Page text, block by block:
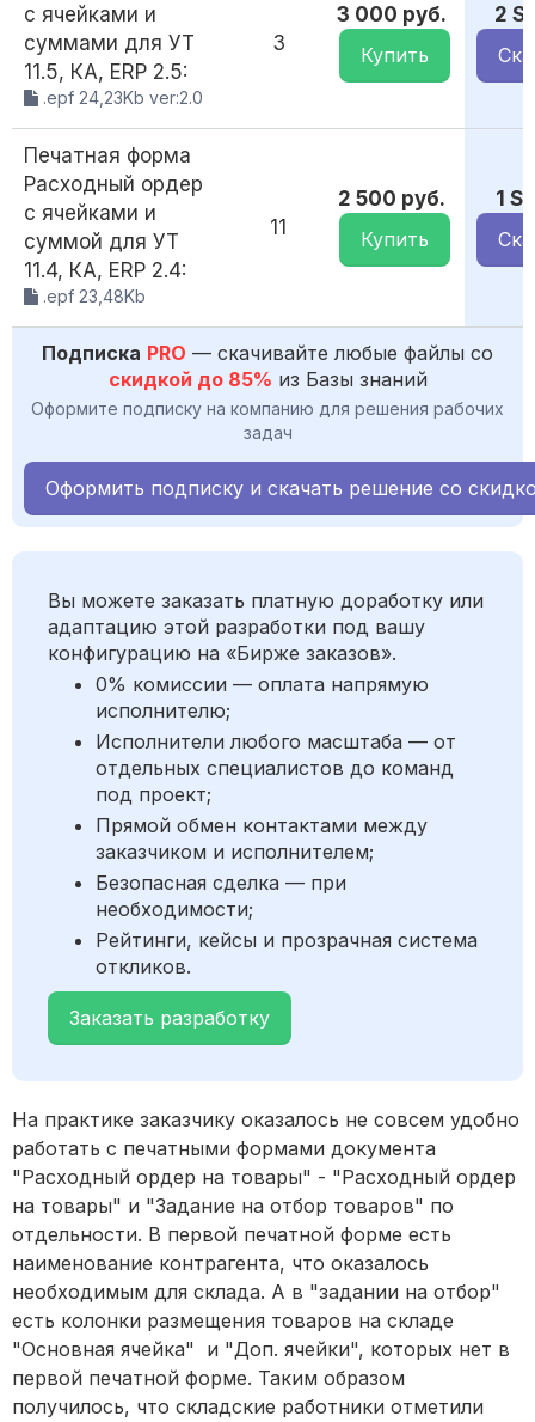
с ячейками и
суммами для УТ
11.5, КА, ERP 2.5:
.epf 24,23Kb ver:2.0
3
3 000 руб.
Купить
2
Печатная форма
Расходный ордер
с ячейками и
суммой для УТ
11.4, КА, ERP 2.4:
.epf 23,48Kb
11
2 500 руб.
Купить
1
Подписка PRO — скачивайте любые файлы со
скидкой до 85% из Базы знаний
Оформите подписку на компанию для решения рабочих
задач
Оформить подписку и скачать решение со
Вы можете заказать платную доработку или
адаптацию этой разработки под вашу
конфигурацию на «Бирже заказов».
0% комиссии — оплата напрямую
исполнителю;
Исполнители любого масштаба — от
отдельных специалистов до команд
под проект;
Прямой обмен контактами между
заказчиком и исполнителем;
Безопасная сделка — при
необходимости;
Рейтинги, кейсы и прозрачная система
откликов.
Заказать разработку
На практике заказчику оказалось не совсем удобно
работать с печатными формами документа
"Расходный ордер на товары" - "Расходный ордер
на товары" и "Задание на отбор товаров" по
отдельности. В первой печатной форме есть
наименование контрагента, что оказалось
необходимым для склада. А в "задании на отбор"
есть колонки размещения товаров на складе
"Основная ячейка" и "Доп. ячейки", которых нет в
первой печатной форме. Таким образом
получилось, что складские работники отметили